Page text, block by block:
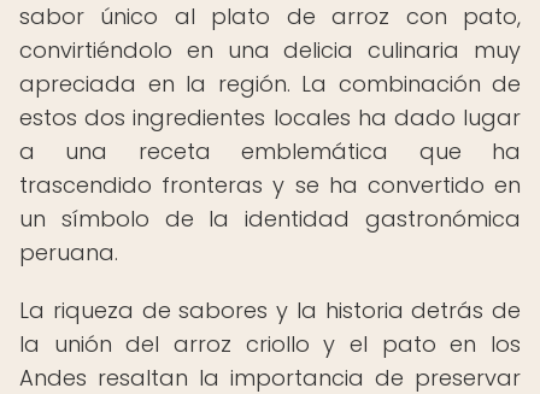
sabor único al plato de arroz con pato,
convirtiéndolo en una delicia culinaria muy
apreciada en la región. La combinación de
estos dos ingredientes locales ha dado lugar
a una receta emblemática que ha
trascendido fronteras y se ha convertido en
un símbolo de la identidad gastronómica
peruana.
La riqueza de sabores y la historia detrás de
la unión del arroz criollo y el pato en los
Andes resaltan la importancia de preservar